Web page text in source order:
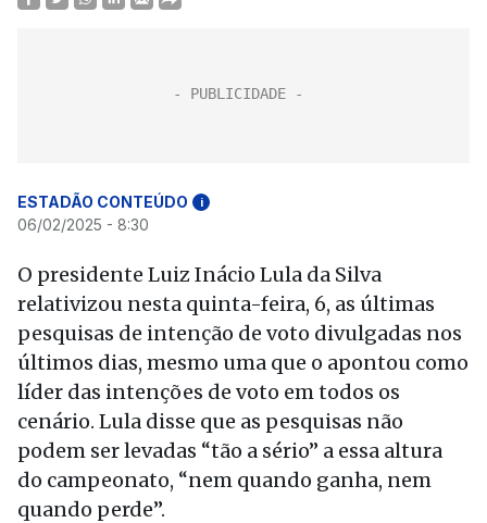
ESTADÃO CONTEÚDO i
06/02/2025 - 8:30
O presidente Luiz Inácio Lula da Silva
relativizou nesta quinta-feira, 6, as últimas
pesquisas de intenção de voto divulgadas nos
últimos dias, mesmo uma que o apontou como
líder das intenções de voto em todos os
cenário. Lula disse que as pesquisas não
podem ser levadas “tão a sério” a essa altura
do campeonato, “nem quando ganha, nem
quando perde”.